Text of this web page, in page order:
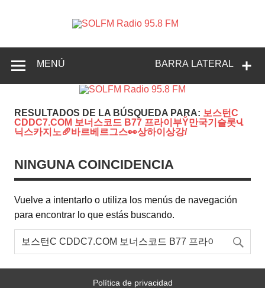
Radio
95.8 FM
Crevillente, Radio en Vega Baja y Radio en el Medio
BARRA LATERAL
MENÚ
RESULTADOS DE LA BÚSQUEDA PARA: 보스턴C
CDDC7.COM 보너스코드 B77 프라이부Ῠ만국기슬롯Վ
닉스카지노🥖바르베르그스👀상하이상강/
NINGUNA COINCIDENCIA
Vuelve a intentarlo o utiliza los menús de navegación
para encontrar lo que estás buscando.
Política de privacidad